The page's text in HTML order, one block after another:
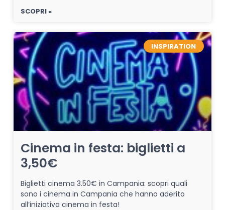
SCOPRI »
INSPIRATION
Cinema in festa: biglietti a
3,50€
Biglietti cinema 3.50€ in Campania: scopri quali
sono i cinema in Campania che hanno aderito
all’iniziativa cinema in festa!